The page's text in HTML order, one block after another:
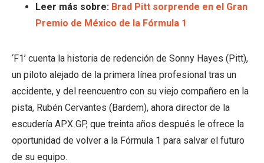
Leer más sobre: Brad Pitt sorprende en el Gran
Premio de México de la Fórmula 1
‘F1’ cuenta la historia de redención de Sonny Hayes (Pitt),
un piloto alejado de la primera línea profesional tras un
accidente, y del reencuentro con su viejo compañero en la
pista, Rubén Cervantes (Bardem), ahora director de la
escudería APX GP, que treinta años después le ofrece la
oportunidad de volver a la Fórmula 1 para salvar el futuro
de su equipo.